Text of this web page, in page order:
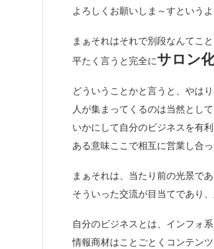
よろしくお願いしま～すという
まぁそれはそれで別段なんてこ
平たく言うと完全にサロン
どういうことかと言うと、やは
人が集まってくるのは当然として
いかにして自分のビジネスを有
ある意味ここで相互に営業し合っ
まぁそれは、当たり前の光景で
そういった交流が目当てであり
自分のビジネスとは、インフォ
情報商材はことごとくコンテンツ